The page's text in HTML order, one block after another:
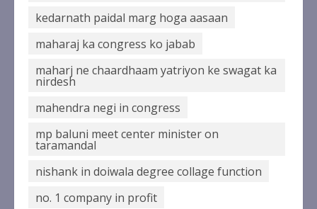
kedarnath paidal marg hoga aasaan
maharaj ka congress ko jabab
maharj ne chaardhaam yatriyon ke swagat ka
nirdesh
mahendra negi in congress
mp baluni meet center minister on
taramandal
nishank in doiwala degree collage function
no. 1 company in profit